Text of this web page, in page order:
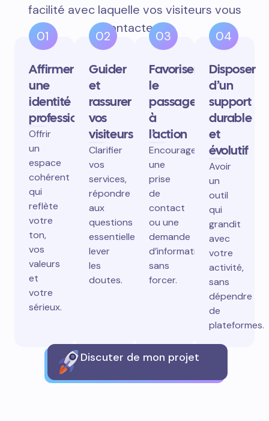
facilité avec laquelle vos visiteurs vous
contactent.
01
Affirmer
une
identité
professionnelle
Offrir
un
espace
cohérent
qui
reflète
votre
ton,
vos
valeurs
et
votre
sérieux.
02
Guider
et
rassurer
vos
visiteurs
Clarifier
vos
services,
répondre
aux
questions
essentielles,
lever
les
doutes.
03
Favoriser
le
passage
à
l’action
Encourager
une
prise
de
contact
ou une
demande
d’information
sans
forcer.
04
Disposer
d’un
support
durable
et
évolutif
Avoir
un
outil
qui
grandit
avec
votre
activité,
sans
dépendre
de
plateformes.
Discuter de mon projet